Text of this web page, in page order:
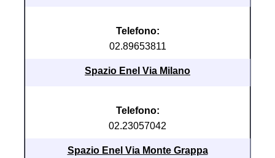
Telefono:
02.89653811
Spazio Enel Via Milano
Telefono:
02.23057042
Spazio Enel Via Monte Grappa